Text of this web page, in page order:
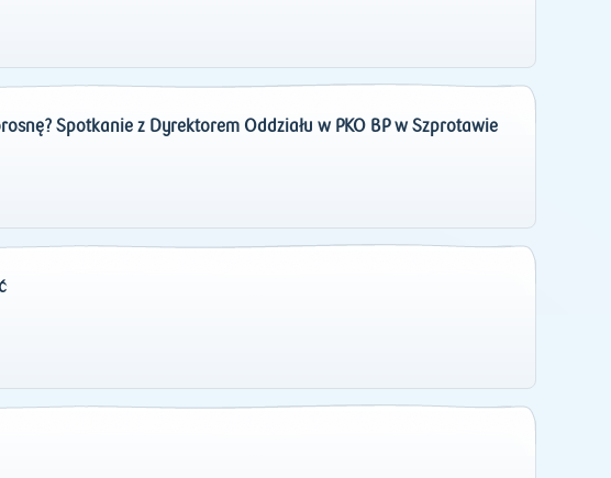
Spotkanie z Dyrektorem Oddziału w PKO BP w Szprotawie